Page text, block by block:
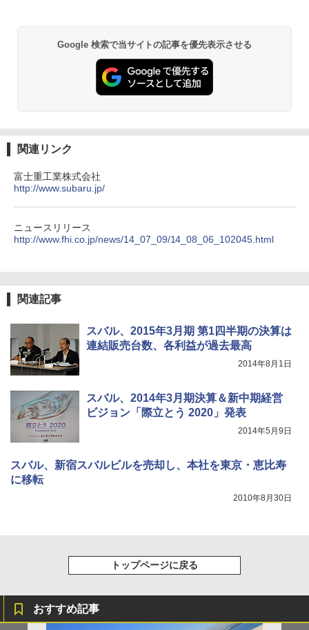
Google 検索で当サイトの記事を優先表示させる
関連リンク
富士重工業株式会社
http://www.subaru.jp/
ニュースリリース
http://www.fhi.co.jp/news/14_07_09/14_08_06_102045.html
関連記事
スバル、2015年3月期 第1四半期の決算は
連結販売台数、各利益が過去最高
2014年8月1日
スバル、2014年3月期決算＆新中期経営
ビジョン「際立とう 2020」発表
2014年5月9日
スバル、新宿スバルビルを売却し、本社を東京・恵比寿
に移転
2010年8月30日
トップページに戻る
おすすめ記事